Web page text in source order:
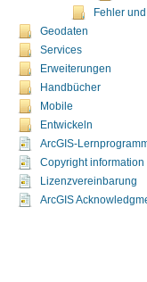
Fehler
Geodaten
Services
Erweiterungen
Handbücher
Mobile
Entwickeln
ArcGIS-
Copyright information
Lizenzvereinbarung
ArcGIS